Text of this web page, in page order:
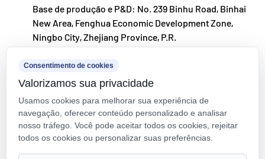
Base de produção e P&D: No. 239 Binhu Road, Binhai
New Area, Fenghua Economic Development Zone,
Ningbo City, Zhejiang Province, P.R.
kxpv@kxpv.com
+86-18067123177
Consentimento de cookies
Valorizamos sua privacidade
Usamos cookies para melhorar sua experiência de
navegação, oferecer conteúdo personalizado e analisar
nosso tráfego. Você pode aceitar todos os cookies, rejeitar
todos os cookies ou personalizar suas preferências.